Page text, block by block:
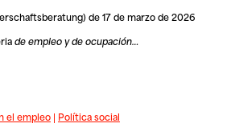
de 17 de marzo de 2026
de empleo y de ocupación…
el empleo| Política social